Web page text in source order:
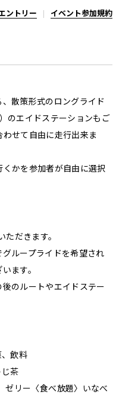
ントリー イベント参加規約
散策形式のロングライド
のエイドステーションもご
せて自由に走行出来ま
かを参加者が自由に選択
だきます。
ループライドを希望され
ます。
のルートやエイドステー
飲料
茶
リー〈食べ放題〉いなべ